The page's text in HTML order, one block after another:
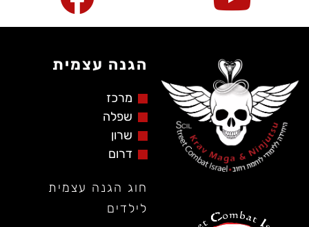
הגנה עצמית
מרכז
שפלה
שרון
דרום
חוג הגנה עצמית
לילדים